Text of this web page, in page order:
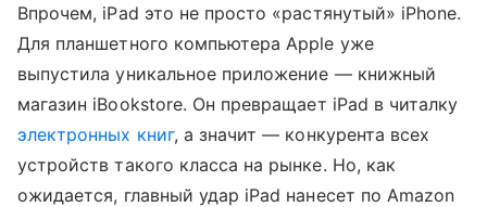
Впрочем, iPad это не просто «растянутый» iPhone.
Для планшетного компьютера Apple уже
выпустила уникальное приложение — книжный
магазин iBookstore. Он превращает iPad в читалку
электронных книг, а значит — конкурента всех
устройств такого класса на рынке. Но, как
ожидается, главный удар iPad нанесет по Amazon